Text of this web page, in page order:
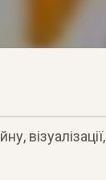
візуалізації,